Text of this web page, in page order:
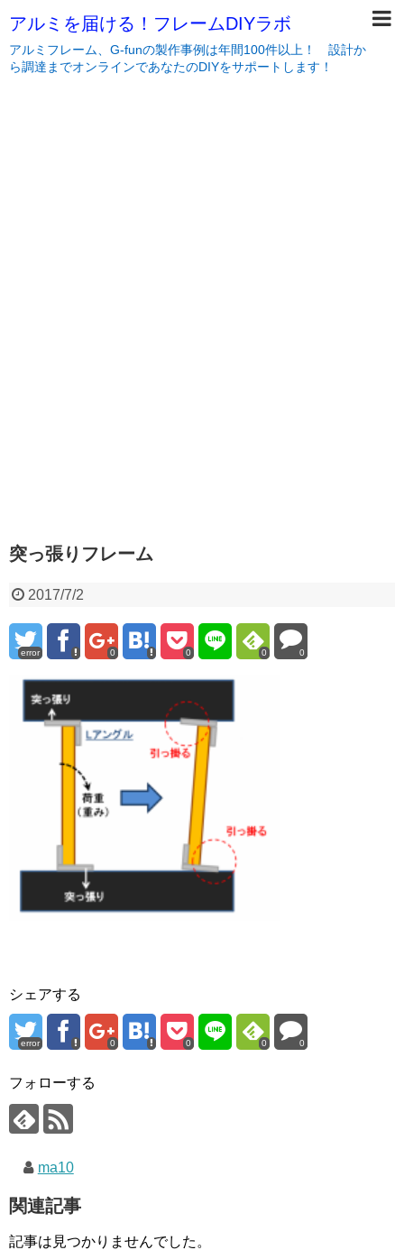
アルミを届ける！フレームDIYラボ
アルミフレーム、G-funの製作事例は年間100件以上！ 設計か
ら調達までオンラインであなたのDIYをサポートします！
突っ張りフレーム
2017/7/2
error 0 0 0 0
シェアする
error 0 0 0 0
フォローする
ma10
関連記事
記事は見つかりませんでした。